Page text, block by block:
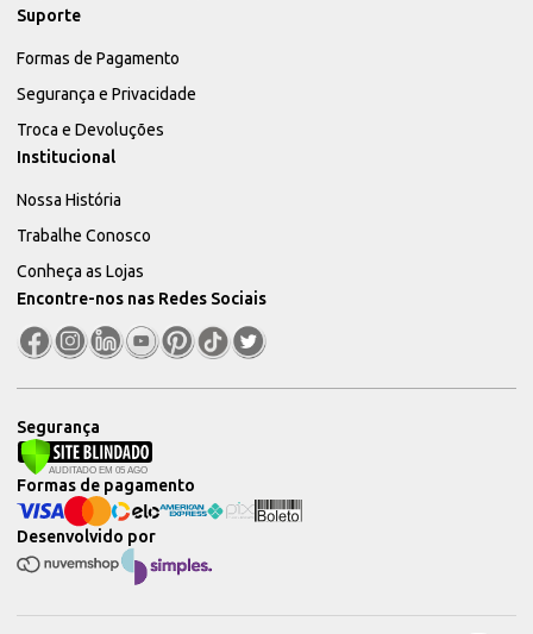
Suporte
Formas de Pagamento
Segurança e Privacidade
Troca e Devoluções
Institucional
Nossa História
Trabalhe Conosco
Conheça as Lojas
Encontre-nos nas Redes Sociais
Segurança
Desenvolvido por
Formas de pagamento